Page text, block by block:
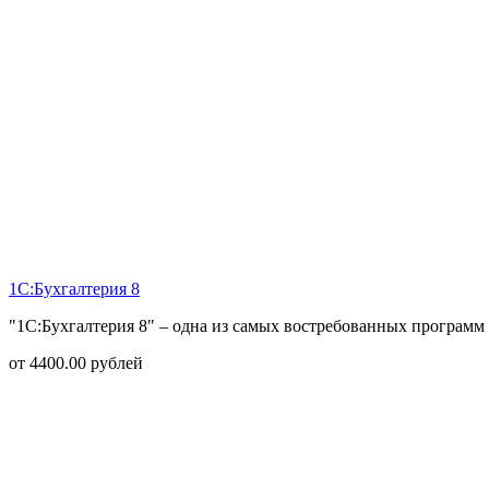
1С:Бухгалтерия 8
"1С:Бухгалтерия 8" – одна из самых востребованных
от 4400.00 рублей